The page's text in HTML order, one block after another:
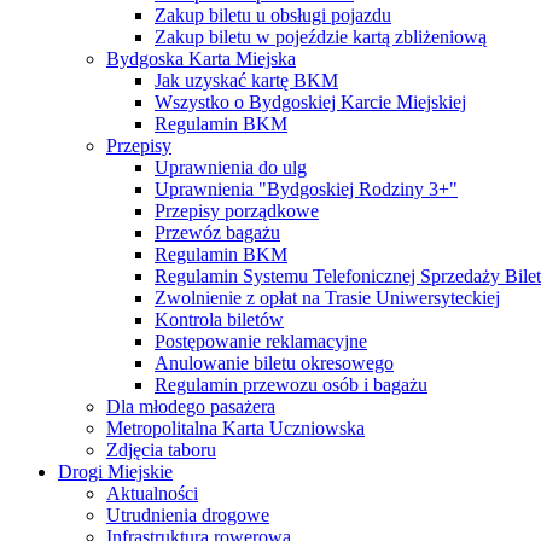
Zakup biletu u obsługi pojazdu
Zakup biletu w pojeździe kartą zbliżeniową
Bydgoska Karta Miejska
Jak uzyskać kartę BKM
Wszystko o Bydgoskiej Karcie Miejskiej
Regulamin BKM
Przepisy
Uprawnienia do ulg
Uprawnienia "Bydgoskiej Rodziny 3+"
Przepisy porządkowe
Przewóz bagażu
Regulamin BKM
Regulamin Systemu Telefonicznej Sprzedaży
Zwolnienie z opłat na Trasie Uniwersyteckiej
Kontrola biletów
Postępowanie reklamacyjne
Anulowanie biletu okresowego
Regulamin przewozu osób i bagażu
Dla młodego pasażera
Metropolitalna Karta Uczniowska
Zdjęcia taboru
Drogi Miejskie
Aktualności
Utrudnienia drogowe
Infrastruktura rowerowa